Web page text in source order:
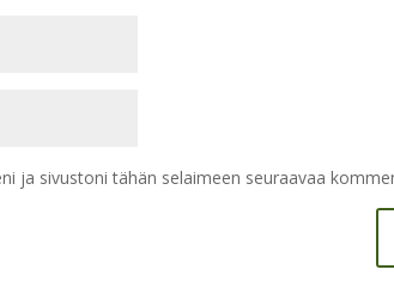
ja sivustoni tähän selaimeen seuraavaa